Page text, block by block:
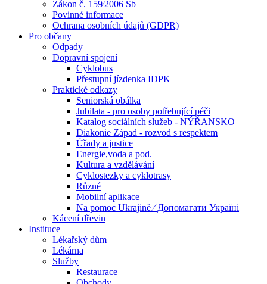
Zákon č. 159⁄2006 Sb
Povinné informace
Ochrana osobních údajů (GDPR)
Pro občany
Odpady
Dopravní spojení
Cyklobus
Přestupní jízdenka IDPK
Praktické odkazy
Seniorská obálka
Jubilata - pro osoby potřebující péči
Katalog sociálních služeb - NÝŘANSKO
Diakonie Západ - rozvod s respektem
Úřady a justice
Energie,voda a pod.
Kultura a vzdělávání
Cyklostezky a cyklotrasy
Různé
Mobilní aplikace
Na pomoc Ukrajině ⁄ Допомагати Україні
Kácení dřevin
Instituce
Lékařský dům
Lékárna
Služby
Restaurace